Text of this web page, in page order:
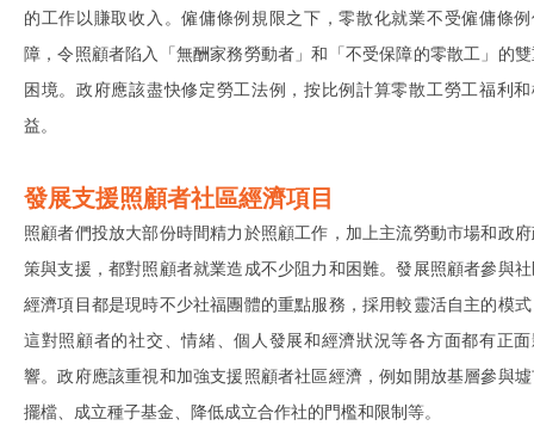
的工作以賺取收入。僱傭條例規限之下，零散化就業不受僱傭條例
障，令照顧者陷入「無酬家務勞動者」和「不受保障的零散工」的
困境。政府應該盡快修定勞工法例，按比例計算零散工勞工福利和
益。
發展支援照顧者社區經濟項目
照顧者們投放大部份時間精力於照顧工作，加上主流勞動市場和政
策與支援，都對照顧者就業造成不少阻力和困難。發展照顧者參與
經濟項目都是現時不少社福團體的重點服務，採用較靈活自主的模
這對照顧者的社交、情緒、個人發展和經濟狀況等各方面都有正面
響。政府應該重視和加強支援照顧者社區經濟，例如開放基層參與
擺檔、成立種子基金、降低成立合作社的門檻和限制等。